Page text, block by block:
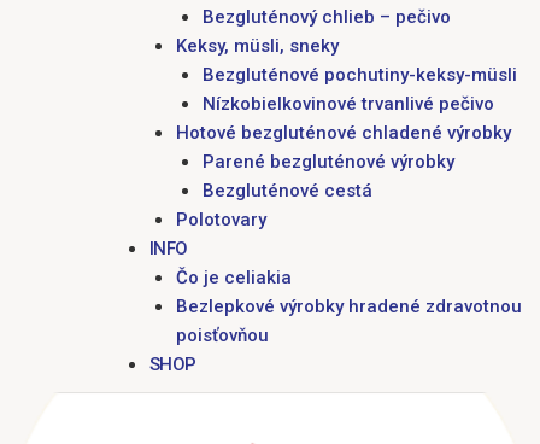
Bezgluténový chlieb – pečivo
Keksy, müsli, sneky
Bezgluténové pochutiny-keksy-müsli
Nízkobielkovinové trvanlivé pečivo
Hotové bezgluténové chladené výrobky
Parené bezgluténové výrobky
Bezgluténové cestá
Polotovary
INFO
Čo je celiakia
Bezlepkové výrobky hradené zdravotnou
poisťovňou
SHOP